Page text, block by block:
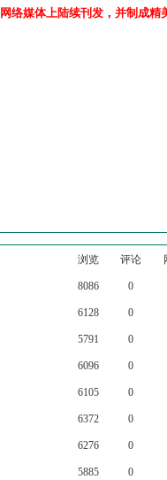
络媒体上陆续刊发，并制成
浏览 评论
8086 0
6128 0
5791 0
6096 0
6105 0
6372 0
6276 0
5885 0